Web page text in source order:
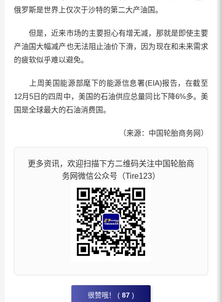
俄罗斯是世界上仅次于沙特的第二大产油国。
但是，近来市场的主要担心有增无减，那就是即使主要
产油国大幅减产也无法阻止油价下滑，因为现在和未来需求
的疲软似乎难以避免。
上周美国能源部麾下的能源信息署(EIA)报告，在截至
12月5日的四周中，美国的石油供应总量同比下降6%多。美
国是全球最大的石油消费国。
（来源：中国轮胎商务网）
更多资讯，欢迎扫描下方二维码关注中国轮胎商
务网微信公众号（Tire123）
很赞哦！ ( 87 )